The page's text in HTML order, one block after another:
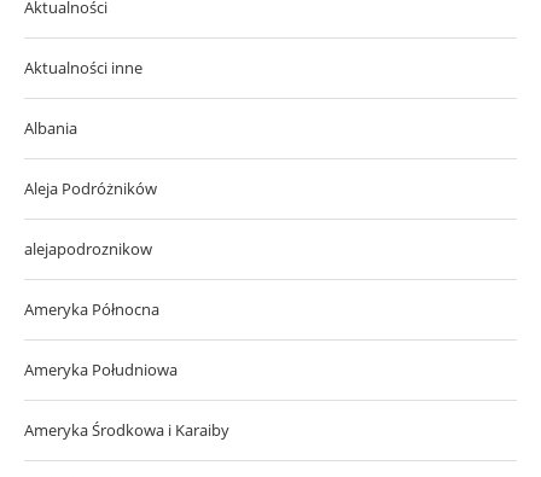
Aktualności
Aktualności inne
Albania
Aleja Podróżników
alejapodroznikow
Ameryka Północna
Ameryka Południowa
Ameryka Środkowa i Karaiby